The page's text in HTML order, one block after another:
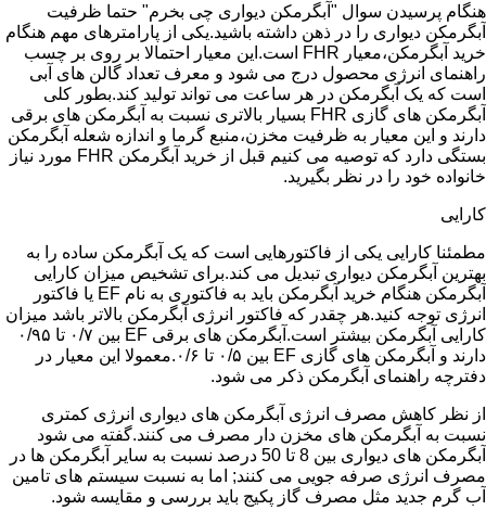
هنگام پرسیدن سوال "آبگرمکن دیواری چی بخرم" حتما ظرفیت
آبگرمکن دیواری را در ذهن داشته باشید.یکی از پارامترهای مهم هنگام
خرید آبگرمکن،معیار FHR است.این معیار احتمالا بر روی بر چسب
راهنمای انرژی محصول درج می شود و معرف تعداد گالن های آبی
است که یک آبگرمکن در هر ساعت می تواند تولید کند.بطور کلی
آبگرمکن های گازی FHR بسیار بالاتری نسبت به آبگرمکن های برقی
دارند و این معیار به ظرفیت مخزن،منبع گرما و اندازه شعله آبگرمکن
بستگی دارد که توصیه می کنیم قبل از خرید آبگرمکن FHR مورد نیاز
خانواده خود را در نظر بگیرید.
کارایی
مطمئنا کارایی یکی از فاکتورهایی است که یک آبگرمکن ساده را به
بهترین آبگرمکن دیواری تبدیل می کند.برای تشخیص میزان کارایی
آبگرمکن هنگام خرید آبگرمکن باید به فاکتوری به نام EF یا فاکتور
انرژی توجه کنید.هر چقدر که فاکتور انرژی آبگرمکن بالاتر باشد میزان
کارایی آبگرمکن بیشتر است.آبگرمکن های برقی EF بین ۰/۷ تا ۰/۹۵
دارند و آبگرمکن های گازی EF بین ۰/۵ تا ۰/۶.معمولا این معیار در
دفترچه راهنمای آبگرمکن ذکر می شود.
از نظر کاهش مصرف انرژی آبگرمکن های دیواری انرژی کمتری
نسبت به آبگرمکن های مخزن دار مصرف می کنند.گفته می شود
آبگرمکن های دیواری بین 8 تا 50 درصد نسبت به سایر آبگرمکن ها در
مصرف انرژی صرفه جویی می کنند; اما به نسبت سیستم های تامین
آب گرم جدید مثل مصرف گاز پکیج باید بررسی و مقایسه شود.